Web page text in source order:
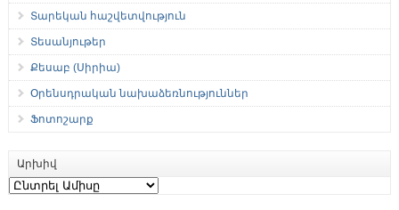
Տարեկան հաշվետվություն
Տեսանյութեր
Քեսաբ (Սիրիա)
Օրենսդրական նախաձեռնություններ
Ֆոտոշարք
Արխիվ
Արխիվ